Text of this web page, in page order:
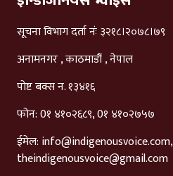
सूचना विभाग दर्ता नंः ३२१८।२०७८।७९
अनामनगर , काठमाडौं , नेपाल
पोष्ट बक्स न. १३४१६
फोन: 0१ ४१०२६८९, 0१ ४१०२७५७
ईमेल: info@indigenousvoice.com,
theindigenousvoice@gmail.com